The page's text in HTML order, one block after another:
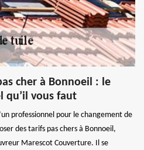
cher à Bonnoeil : le
qu’il vous faut
professionnel pour le changement de
des tarifs pas chers à Bonnoeil,
Marescot Couverture. Il se